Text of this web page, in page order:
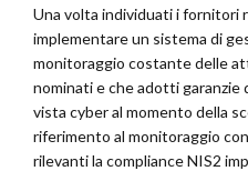
Una volta individuati i fornitori
implementare un sistema di
monitoraggio costante delle
nominati e che adotti garanzie
vista cyber al momento della
riferimento al monitoraggio
rilevanti la compliance NIS2